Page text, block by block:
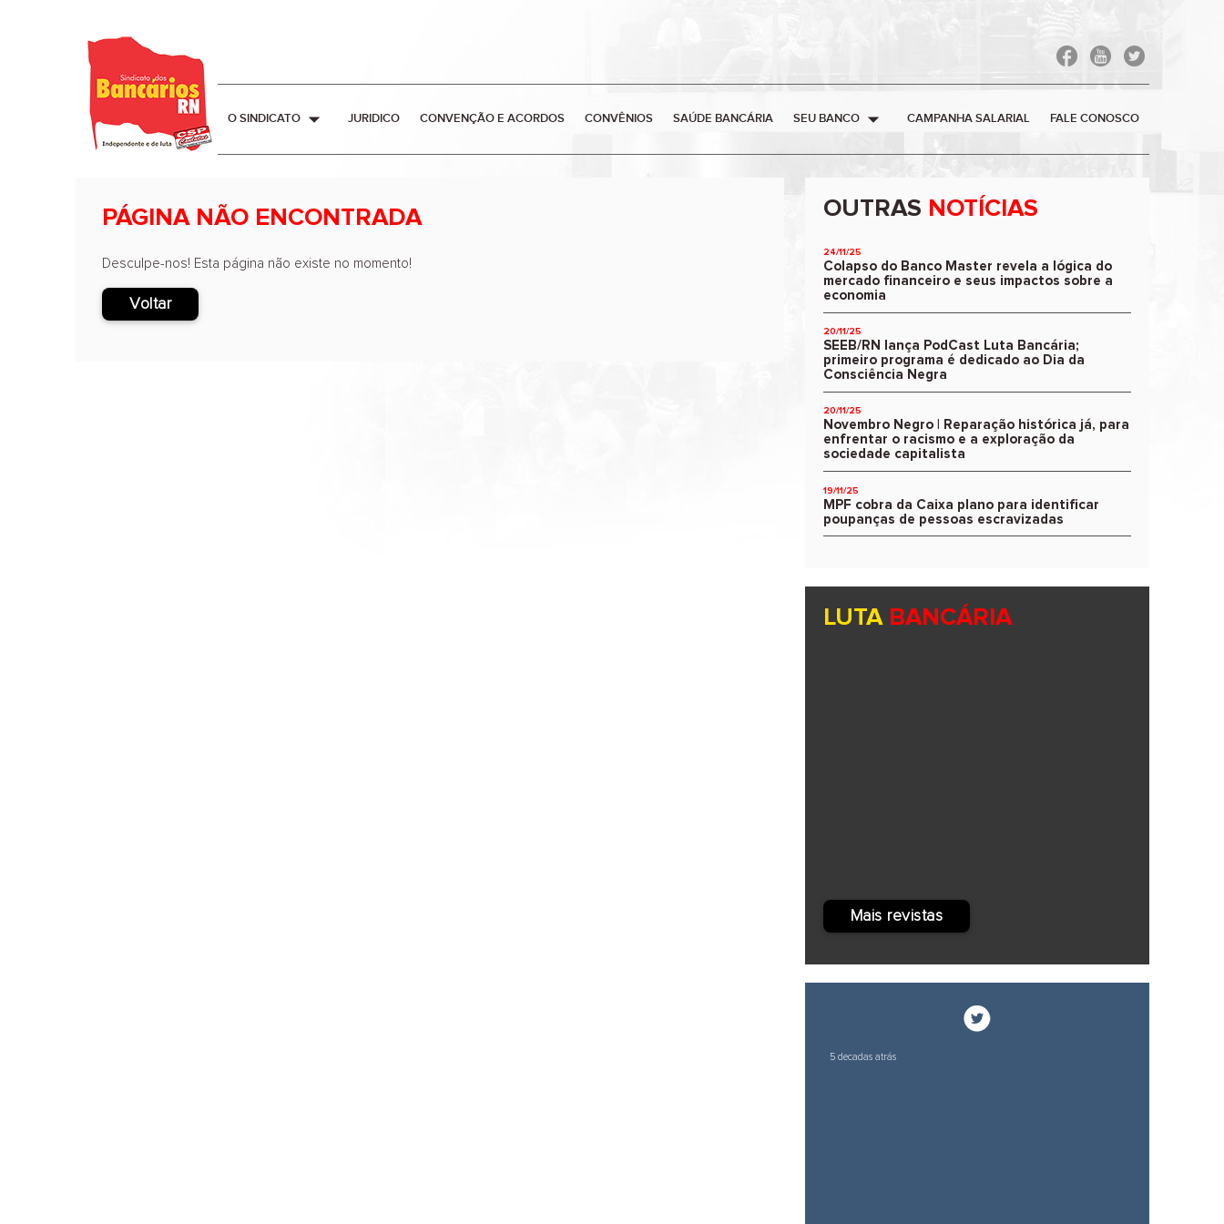
O SINDICATO arrow_drop_down JURIDICO CONVENÇÃO E ACORDOS CONVÊNIOS SAÚDE BANCÁRIA SEU BANCO arrow_drop_down CAMPANHA SALARIAL FALE CONOSCO
PÁGINA NÃO ENCONTRADA
Desculpe-nos! Esta página não existe no momento!
Voltar
OUTRAS NOTÍCIAS
24/11/25
Colapso do Banco Master revela a lógica do
mercado financeiro e seus impactos sobre a
economia
20/11/25
SEEB/RN lança PodCast Luta Bancária;
primeiro programa é dedicado ao Dia da
Consciência Negra
20/11/25
Novembro Negro | Reparação histórica já, para
enfrentar o racismo e a exploração da
sociedade capitalista
19/11/25
MPF cobra da Caixa plano para identificar
poupanças de pessoas escravizadas
LUTA BANCÁRIA
Mais revistas
5 decadas atrás